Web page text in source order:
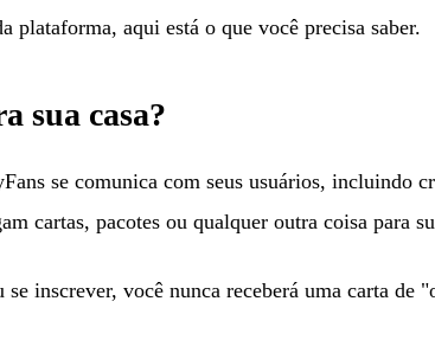
plataforma, aqui está o que você precisa saber.
sua casa?
se comunica com seus usuários, incluindo
cartas, pacotes ou qualquer outra coisa para
inscrever, você nunca receberá uma carta de